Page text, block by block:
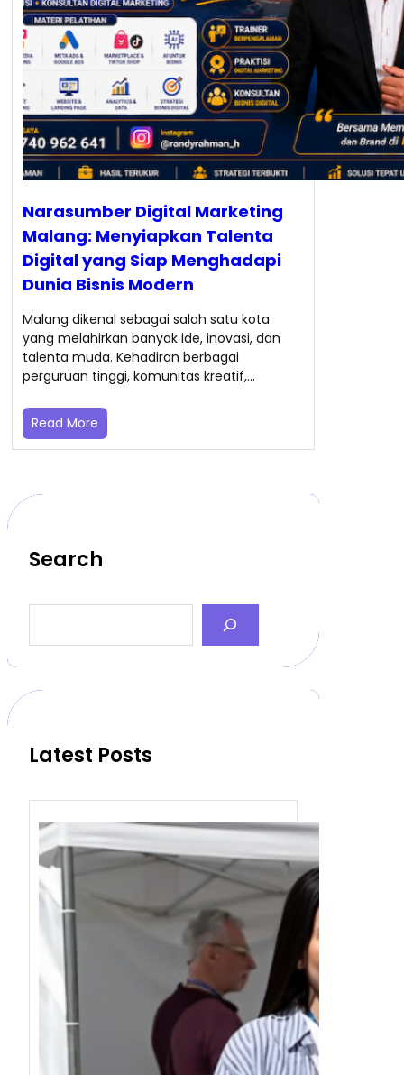
Narasumber Digital Marketing
Malang: Menyiapkan Talenta
Digital yang Siap Menghadapi
Dunia Bisnis Modern
Malang dikenal sebagai salah satu kota
yang melahirkan banyak ide, inovasi, dan
talenta muda. Kehadiran berbagai
perguruan tinggi, komunitas kreatif,…
Read More
Search
a
c
Latest Posts